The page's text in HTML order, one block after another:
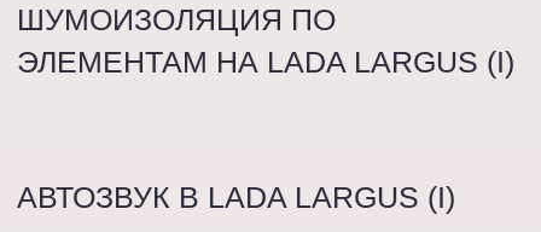
ШУМОИЗОЛЯЦИЯ ПО
ЭЛЕМЕНТАМ НА LADA LARGUS (I)
АВТОЗВУК В LADA LARGUS (I)